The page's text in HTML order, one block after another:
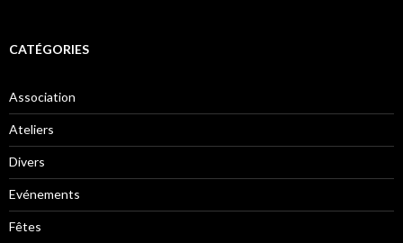
CATÉGORIES
Association
Ateliers
Divers
Evénements
Fêtes